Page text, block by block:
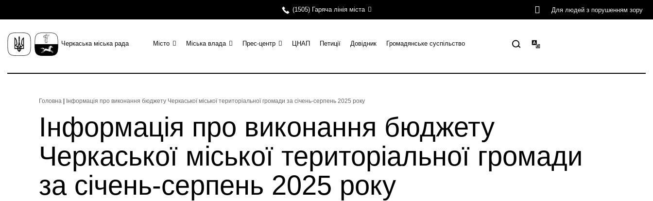
(1505) Гаряча лінія міста Для людей з порушенням зору
Черкаська міська рада Місто Міська влада Прес-центр ЦНАП Петиції Довідник Громадянське суспільство
Головна Інформація про виконання бюджету Черкаської міської територіальної громади за січень-серпень 2025 року
Інформація про виконання бюджету
Черкаської міської територіальної громади
за січень-серпень 2025 року